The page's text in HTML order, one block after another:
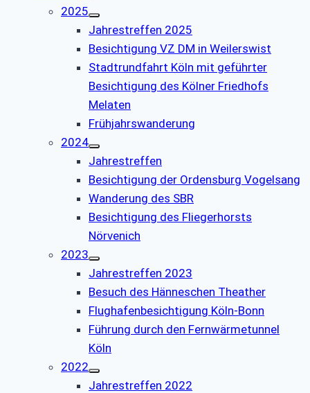
2025
Jahrestreffen 2025
Besichtigung VZ DM in Weilerswist
Stadtrundfahrt Köln mit geführter
Besichtigung des Kölner Friedhofs
Melaten
Frühjahrswanderung
2024
Jahrestreffen
Besichtigung der Ordensburg Vogelsang
Wanderung des SBR
Besichtigung des Fliegerhorsts
Nörvenich
2023
Jahrestreffen 2023
Besuch des Hänneschen Theather
Flughafenbesichtigung Köln-Bonn
Führung durch den Fernwärmetunnel
Köln
2022
Jahrestreffen 2022